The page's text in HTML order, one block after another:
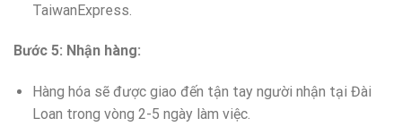
TaiwanExpress.
Bước 5: Nhận hàng:
Hàng hóa sẽ được giao đến tận tay người nhận tại Đài
Loan trong vòng 2-5 ngày làm việc.